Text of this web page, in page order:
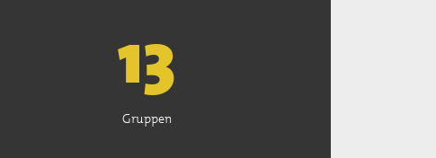
13
Gruppen